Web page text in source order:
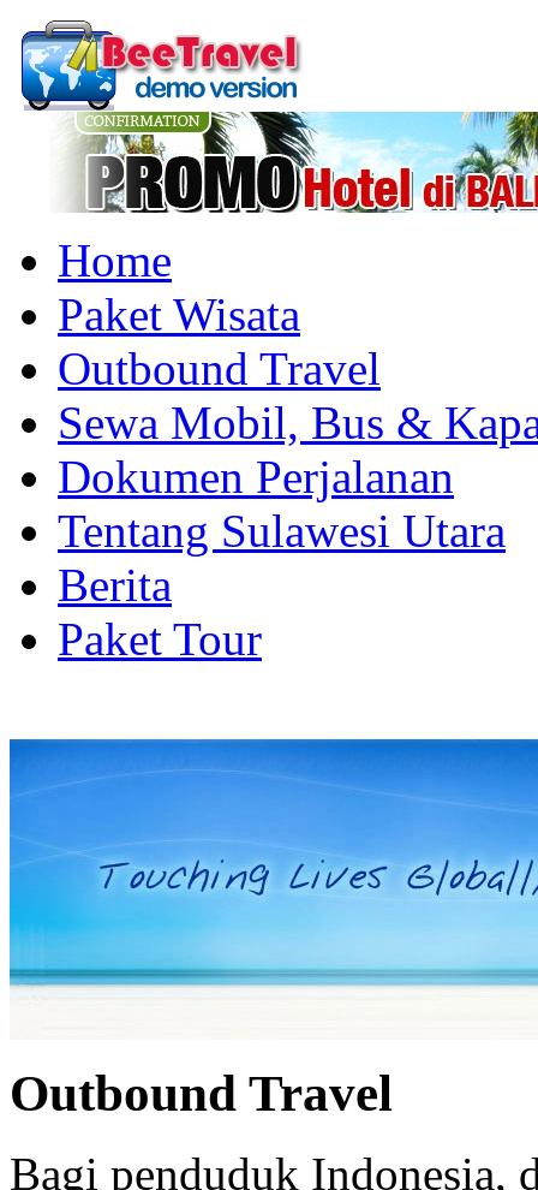
Home
Paket Wisata
Outbound Travel
Sewa Mobil, Bus &
Dokumen Perjalanan
Tentang Sulawesi Utara
Berita
Paket Tour
Outbound Travel
Bagi penduduk Indonesia,